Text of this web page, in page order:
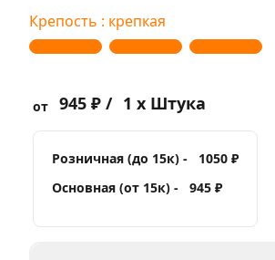
Крепость : крепкая
от 945 ₽ / 1 x Штука
Розничная (до 15к) -
1050 ₽
Основная (от 15к) -
945 ₽